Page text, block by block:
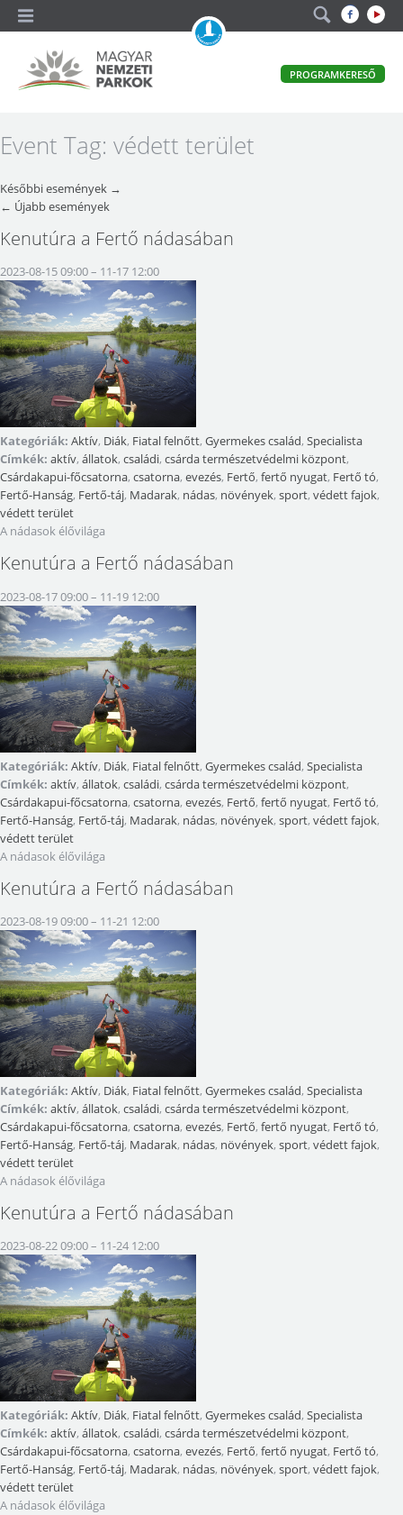
hivatalos
honlapja
Magyar
Nemzeti
Parkok
PROGRAMKERESŐ
Event Tag: védett terület
Későbbi események →
← Újabb események
Kenutúra a Fertő nádasában
2023-08-15 09:00– 11-17 12:00
Kategóriák: Aktív, Diák, Fiatal felnőtt, Gyermekes család, Specialista
Címkék: aktív, állatok, családi, csárda természetvédelmi központ,
Csárdakapui-főcsatorna, csatorna, evezés, Fertő, fertő nyugat, Fertő tó,
Fertő-Hanság, Fertő-táj, Madarak, nádas, növények, sport, védett fajok,
védett terület
A nádasok élővilága
Kenutúra a Fertő nádasában
2023-08-17 09:00– 11-19 12:00
Kategóriák: Aktív, Diák, Fiatal felnőtt, Gyermekes család, Specialista
Címkék: aktív, állatok, családi, csárda természetvédelmi központ,
Csárdakapui-főcsatorna, csatorna, evezés, Fertő, fertő nyugat, Fertő tó,
Fertő-Hanság, Fertő-táj, Madarak, nádas, növények, sport, védett fajok,
védett terület
A nádasok élővilága
Kenutúra a Fertő nádasában
2023-08-19 09:00– 11-21 12:00
Kategóriák: Aktív, Diák, Fiatal felnőtt, Gyermekes család, Specialista
Címkék: aktív, állatok, családi, csárda természetvédelmi központ,
Csárdakapui-főcsatorna, csatorna, evezés, Fertő, fertő nyugat, Fertő tó,
Fertő-Hanság, Fertő-táj, Madarak, nádas, növények, sport, védett fajok,
védett terület
A nádasok élővilága
Kenutúra a Fertő nádasában
2023-08-22 09:00– 11-24 12:00
Kategóriák: Aktív, Diák, Fiatal felnőtt, Gyermekes család, Specialista
Címkék: aktív, állatok, családi, csárda természetvédelmi központ,
Csárdakapui-főcsatorna, csatorna, evezés, Fertő, fertő nyugat, Fertő tó,
Fertő-Hanság, Fertő-táj, Madarak, nádas, növények, sport, védett fajok,
védett terület
A nádasok élővilága